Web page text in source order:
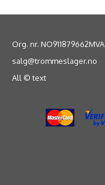
Org. nr. NO911879662MVA
salg@trommeslager.no
All © text